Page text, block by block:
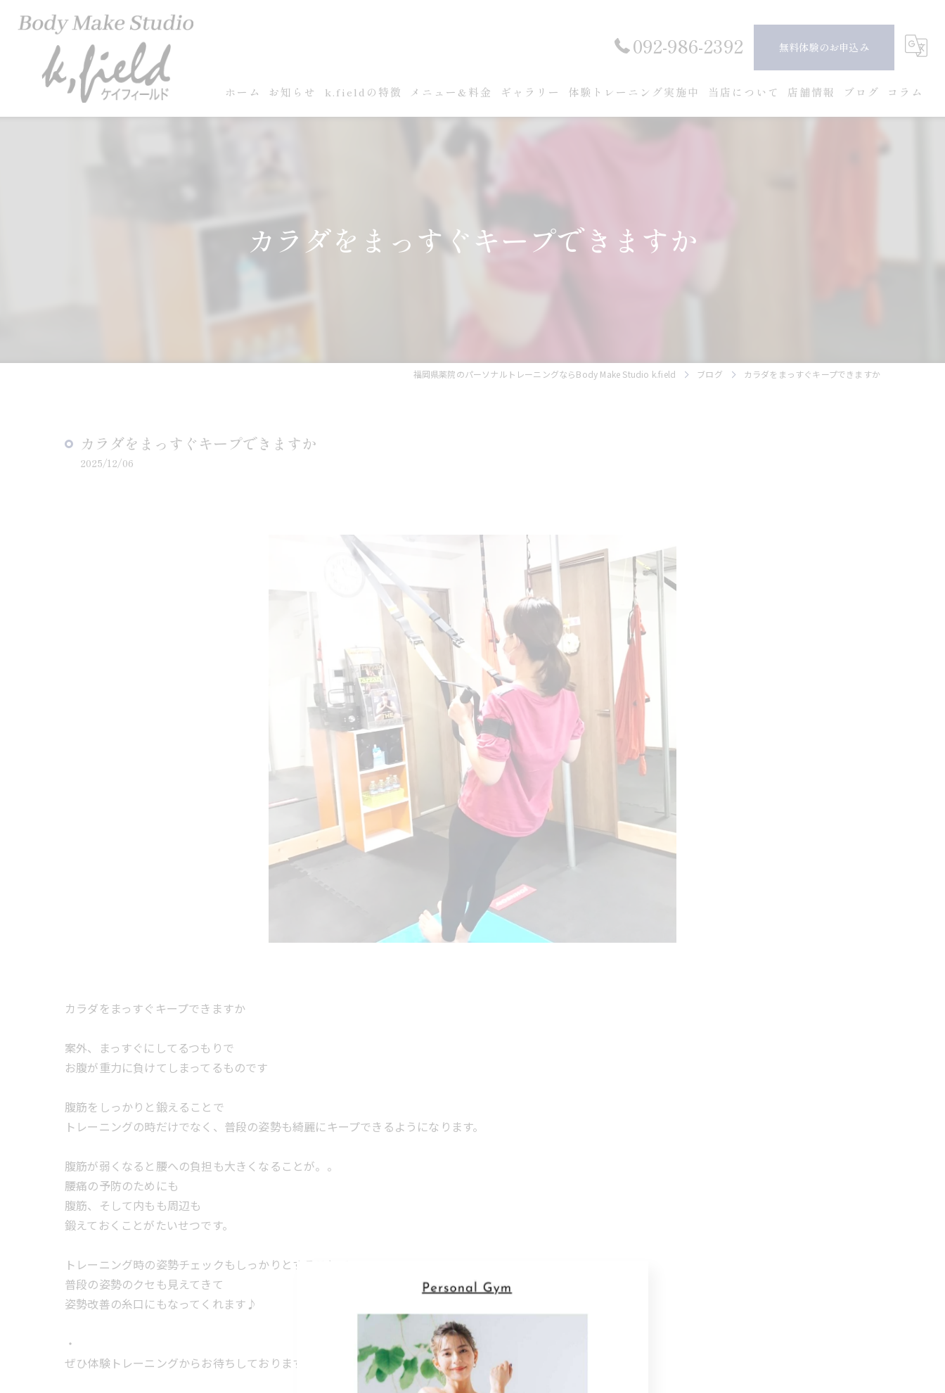
092-986-2392 無料体験のお申込み
ホーム お知らせ k.fieldの特徴 メニュー&料金 ギャラリー 体験トレーニング実施中 当店について 店舗情報 ブログ コラム
カラダをまっすぐキープできますか
福岡県薬院のパーソナルトレーニングならBody Make Studio k.field ブログ カラダをまっすぐキープできますか
カラダをまっすぐキープできますか
2025/12/06
カラダをまっすぐキープできますか
案外、まっすぐにしてるつもりで
お腹が重力に負けてしまってるものです
腹筋をしっかりと鍛えることで
トレーニングの時だけでなく、普段の姿勢も綺麗にキープできるようになります。
腹筋が弱くなると腰への負担も大きくなることが。。
腰痛の予防のためにも
腹筋、そして内もも周辺も
鍛えておくことがたいせつです。
トレーニング時の姿勢チェックもしっかりとすることで
普段の姿勢のクセも見えてきて
姿勢改善の糸口にもなってくれます♪
・
ぜひ体験トレーニングからお待ちしております♪